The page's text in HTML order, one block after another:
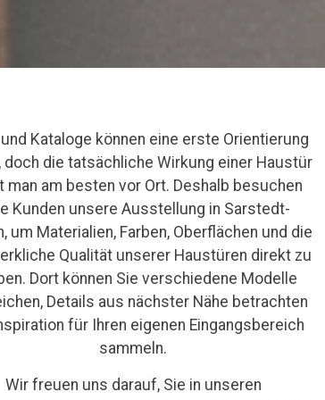
Kataloge können eine erste Orientierung
doch die tatsächliche Wirkung einer Haustür
man am besten vor Ort. Deshalb besuchen
Kunden unsere Ausstellung in Sarstedt-
um Materialien, Farben, Oberflächen und die
Qualität unserer Haustüren direkt zu
Dort können Sie verschiedene Modelle
Details aus nächster Nähe betrachten
für Ihren eigenen Eingangsbereich
sammeln.
Wir freuen uns darauf, Sie in unseren